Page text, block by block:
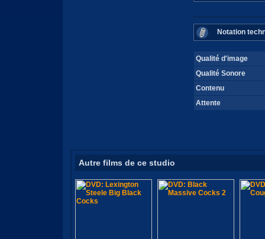
Notation
Qualité d'image
Qualité Sonore
Contenu
Attente
Autre films de ce studio